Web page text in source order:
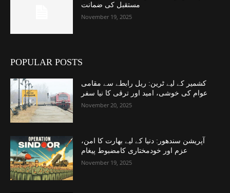
مستقبل کی ضمانت
November 19, 2025
POPULAR POSTS
کشمیر کے لیے ٹرین: ریل رابطے سے مقامی
عوام کی خوشی، امید اور ترقی کا نیا سفر
November 20, 2025
آپریشن سندھور: دنیا کے لیے بھارت کا امن،
عزم اور خودمختاری کامضبوط پیغام
November 19, 2025